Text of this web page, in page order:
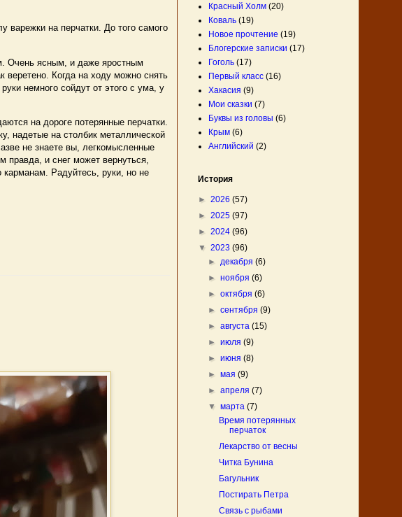
варежки на перчатки. До того самого
Очень ясным, и даже яростным
веретено. Когда на ходу можно снять
немного сойдут от этого с ума, у
на дороге потерянные перчатки.
надетые на столбик металлической
не знаете вы, легкомысленные
правда, и снег может вернуться,
карманам. Радуйтесь, руки, но не
Красный Холм (20)
Коваль (19)
Новое прочтение (19)
Блогерские записки (17)
Гоголь (17)
Первый класс (16)
Хакасия (9)
Мои сказки (7)
Буквы из головы (6)
Крым (6)
Английский (2)
История
► 2026 (57)
► 2025 (97)
► 2024 (96)
▼ 2023 (96)
►декабря(6)
►ноября(6)
►октября(6)
►сентября(9)
►августа(15)
►июля(9)
►июня(8)
►мая(9)
►апреля(7)
▼марта(7)
Время потерянных
перчаток
Лекарство от весны
Читка Бунина
Багульник
Постирать Петра
Связь с рыбами